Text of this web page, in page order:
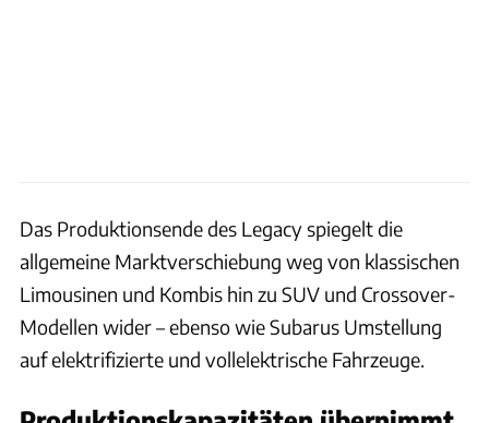
Das Produktionsende des Legacy spiegelt die
allgemeine Marktverschiebung weg von klassischen
Limousinen und Kombis hin zu SUV und Crossover-
Modellen wider – ebenso wie Subarus Umstellung
auf elektrifizierte und vollelektrische Fahrzeuge.